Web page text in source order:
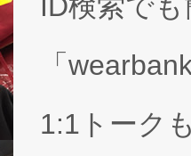
「
1:1トーク